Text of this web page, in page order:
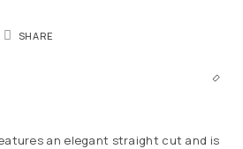
SHARE
an elegant straight cut and is